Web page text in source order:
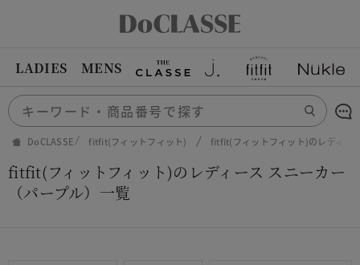
LADIES MENS
DoCLASSE fitfit(フィットフィット) fitfit(フィットフィット)のレディー
fitfit(フィットフィット)のレディース スニーカー
（パープル）一覧